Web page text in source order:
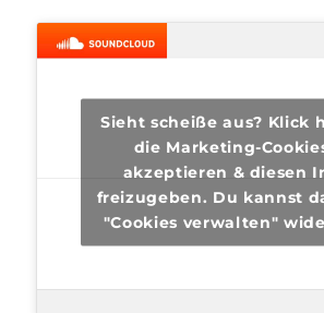
Sieht scheiße aus? Klick
die Marketing-
akzeptieren & diesen
freizugeben. Du kannst
"Cookies verwalten"